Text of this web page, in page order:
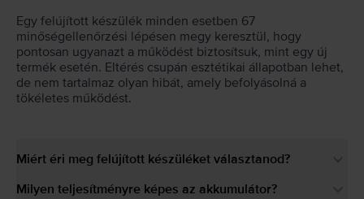
Egy felújított készülék minden esetben 67
minőségellenőrzési lépésen megy keresztül, hogy
pontosan ugyanazt a működést biztosítsuk, mint egy új
termék esetén. Eltérés csupán esztétikai állapotban lehet,
de nem tartalmaz olyan hibát, amely befolyásolná a
tökéletes működést.
Miért éri meg felújított készüléket választanod?
Milyen teljesítményre képes az akkumulátor?